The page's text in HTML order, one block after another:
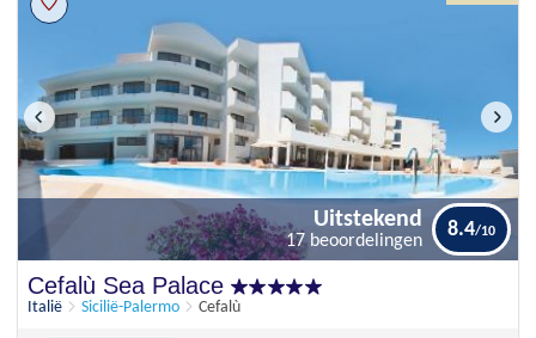
Uitstekend
Cefalù Sea Palace
Italië Sicilië-Palermo Cefalù
Uitstekend
17 beoordelingen
8.4